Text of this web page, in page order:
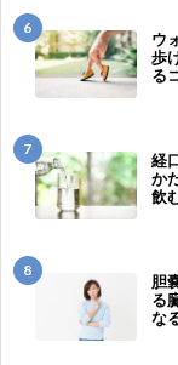
6
ウ
歩
る
7
経
か
飲
8
胆
る
な